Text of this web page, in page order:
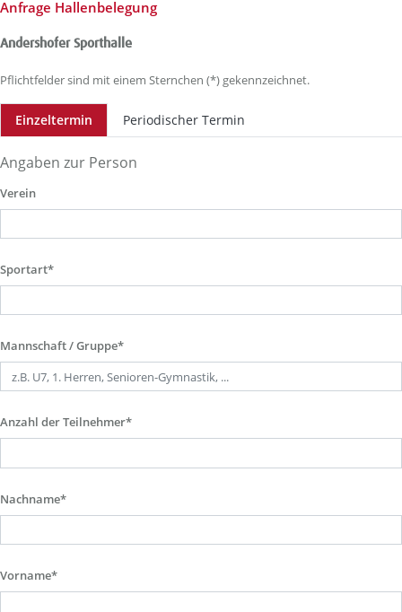
Anfrage Hallenbelegung
Andershofer Sporthalle
Pflichtfelder sind mit einem Sternchen (*) gekennzeichnet.
Einzeltermin Periodischer Termin
Angaben zur Person
Verein
Sportart*
Mannschaft / Gruppe*
Anzahl der Teilnehmer*
Nachname*
Vorname*